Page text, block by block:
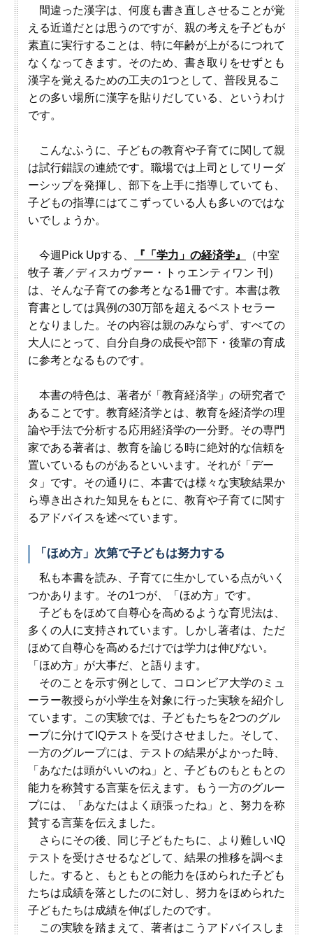
間違った漢字は、何度も書き直しさせることが覚
える近道だとは思うのですが、親の考えを子どもが
素直に実行することは、特に年齢が上がるにつれて
なくなってきます。そのため、書き取りをせずとも
漢字を覚えるための工夫の1つとして、普段見るこ
との多い場所に漢字を貼りだしている、というわけ
です。
こんなふうに、子どもの教育や子育てに関して親
は試行錯誤の連続です。職場では上司としてリーダ
ーシップを発揮し、部下を上手に指導していても、
子どもの指導にはてこずっている人も多いのではな
いでしょうか。
今週Pick Upする、 『「学力」の経済学』
（中室
牧子 著／ディスカヴァー・トゥエンティワン 刊）
は、そんな子育ての参考となる1冊です。本書は教
育書としては異例の30万部を超えるベストセラー
となりました。その内容は親のみならず、すべての
大人にとって、自分自身の成長や部下・後輩の育成
に参考となるものです。
本書の特色は、著者が「教育経済学」の研究者で
あることです。教育経済学とは、教育を経済学の理
論や手法で分析する応用経済学の一分野。その専門
家である著者は、教育を論じる時に絶対的な信頼を
置いているものがあるといいます。それが「デー
タ」です。その通りに、本書では様々な実験結果か
ら導き出された知見をもとに、教育や子育てに関す
るアドバイスを述べています。
「ほめ方」次第で子どもは努力する
私も本書を読み、子育てに生かしている点がいく
つかあります。その1つが、「ほめ方」です。
子どもをほめて自尊心を高めるような育児法は、
多くの人に支持されています。しかし著者は、ただ
ほめて自尊心を高めるだけでは学力は伸びない。
「ほめ方」が大事だ、と語ります。
そのことを示す例として、コロンビア大学のミュ
ーラー教授らが小学生を対象に行った実験を紹介し
ています。この実験では、子どもたちを2つのグル
ープに分けてIQテストを受けさせました。そして、
一方のグループには、テストの結果がよかった時、
「あなたは頭がいいのね」と、子どものもともとの
能力を称賛する言葉を伝えます。もう一方のグルー
プには、「あなたはよく頑張ったね」と、努力を称
賛する言葉を伝えました。
さらにその後、同じ子どもたちに、より難しいIQ
テストを受けさせるなどして、結果の推移を調べま
した。すると、もともとの能力をほめられた子ども
たちは成績を落としたのに対し、努力をほめられた
子どもたちは成績を伸ばしたのです。
この実験を踏まえて、著者はこうアドバイスしま